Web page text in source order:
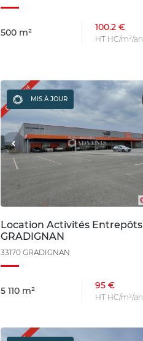
500 m² 100.2 €
HT HC/m²/an
MIS À JOUR
Location Activités Entrepôts
GRADIGNAN
33170 GRADIGNAN
5 110 m² 95 €
HT HC/m²/an